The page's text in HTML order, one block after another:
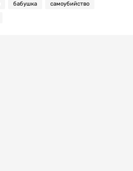
бабушка самоубийство